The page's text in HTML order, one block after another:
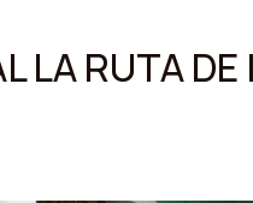
LA RUTA DE